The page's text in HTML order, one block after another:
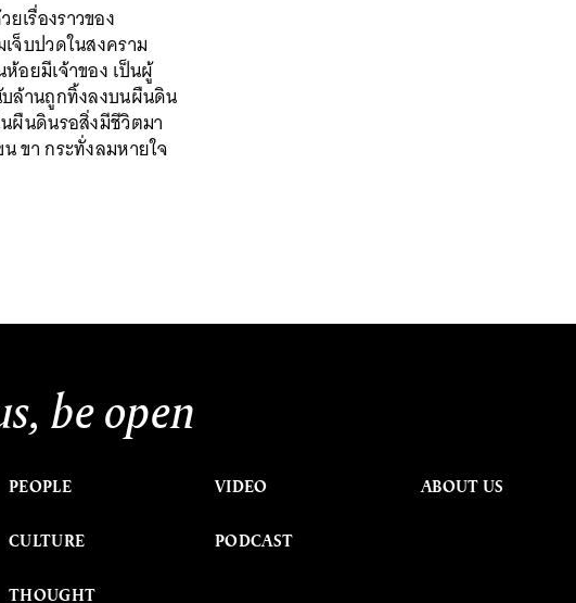
เรื่องราวของ
จ็บปวดในสงคราม
อยมีเจ้าของ เป็นผู้
บล้านถูกทิ้งลงบนผืนดิน
ผืนดินรอสิ่งมีชีวิตมา
ขา กระทั่งลมหายใจ
be open
PEOPLE
CULTURE
THOUGHT
VIDEO
PODCAST
ABOUT US